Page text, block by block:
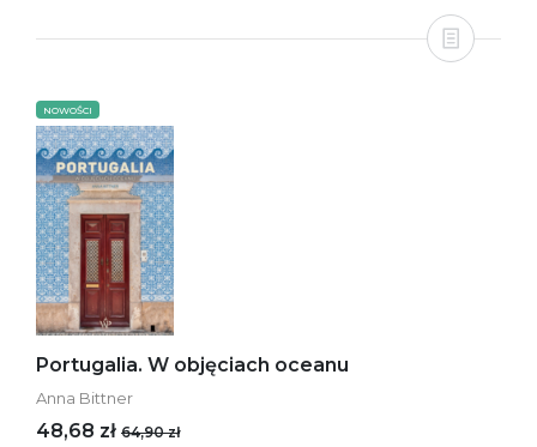
NOWOŚCI
Portugalia. W objęciach oceanu
Anna Bittner
48,68 zł 64,90 zł